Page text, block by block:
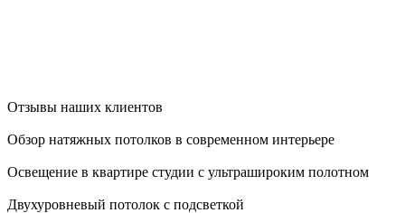
Отзывы наших клиентов
Обзор натяжных потолков в современном интерьере
Освещение в квартире студии с ультрашироким полотном
Двухуровневый потолок с подсветкой